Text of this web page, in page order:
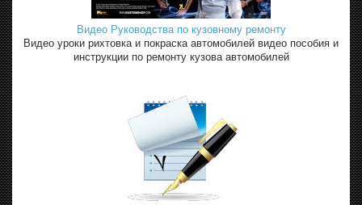
Видео Руководства по кузовному ремонту
Видео уроки рихтовка и покраска автомобилей видео пособия и
инструкции по ремонту кузова автомобилей